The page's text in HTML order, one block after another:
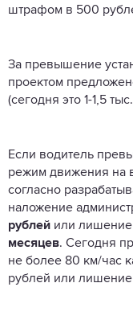
штрафом в 500
За превышение
проектом
(сегодня это 1-1,5
Если водитель
режим движения на
согласно
наложение
рублей или лишение
месяцев. Сегодня
не более 80 км/час
рублей или